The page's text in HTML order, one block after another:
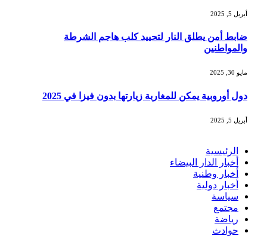
أبريل 5, 2025
ضابط أمن يطلق النار لتحييد كلب هاجم الشرطة
والمواطنين
مايو 30, 2025
دول أوروبية يمكن للمغاربة زيارتها بدون فيزا في 2025
أبريل 5, 2025
الرئيسية
أخبار الدار البيضاء
أخبار وطنية
أخبار دولية
سياسة
مجتمع
رياضة
حوادث